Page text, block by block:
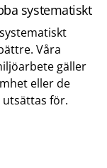
systematiskt
Våra
gäller
eller de
utsättas för.